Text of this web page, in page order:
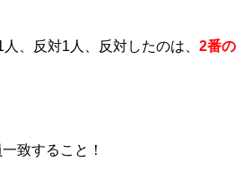
、反対1人、反対したのは、 2番の
致すること！